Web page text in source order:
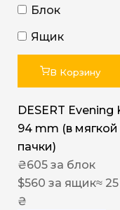
Блок
Ящик
В Корзину
DESERT Evening
94 mm (в мягкой
пачки)
₴605 за блок
$560 за ящик≈
₴